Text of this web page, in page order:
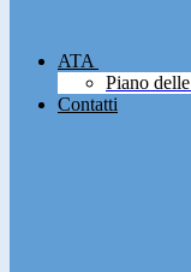
ATA
Piano
Contatti